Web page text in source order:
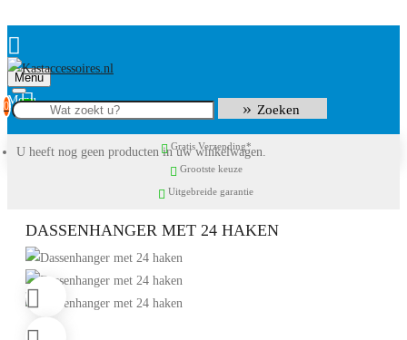
Menu
0
U heeft nog geen producten in uw winkelwagen.
Zoeken
Gratis Verzending*
Grootste keuze
Uitgebreide garantie
DASSENHANGER MET 24 HAKEN